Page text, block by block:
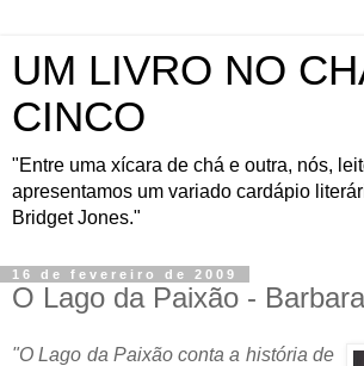
UM LIVRO NO
CINCO
"Entre uma xícara de chá e outra, nós,
apresentamos um variado cardápio
Bridget Jones."
16 de fevereiro de 2009
O Lago da Paixão -
"O Lago da Paixão conta a história de